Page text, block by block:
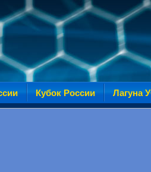
Кубок России Лагуна